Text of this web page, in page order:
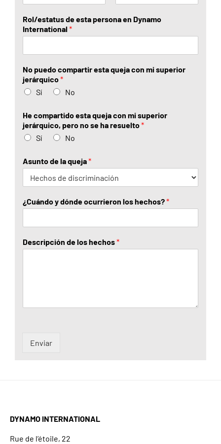
o
m
b
e
d
s
Rol/estatus de esta persona en Dynamo
International *
No puedo compartir esta queja con mi superior
jerárquico*
Sí
No
He compartido esta queja con mi superior
jerárquico, pero no se ha resuelto*
Sí
No
Asunto de la queja*
¿Cuándo y dónde ocurrieron los hechos?*
Descripción de los hechos*
Enviar
DYNAMO INTERNATIONAL
Rue de l’étoile, 22